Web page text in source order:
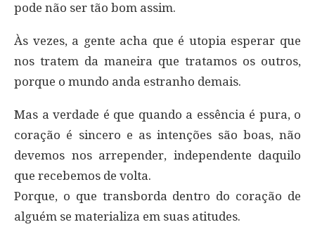
pode não ser tão bom assim.
Às vezes, a gente acha que é utopia esperar que
nos tratem da maneira que tratamos os outros,
porque o mundo anda estranho demais.
Mas a verdade é que quando a essência é pura, o
coração é sincero e as intenções são boas, não
devemos nos arrepender, independente daquilo
que recebemos de volta.
Porque, o que transborda dentro do coração de
alguém se materializa em suas atitudes.